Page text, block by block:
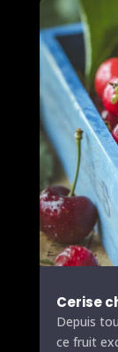
Cerise
Depuis
ce fruit